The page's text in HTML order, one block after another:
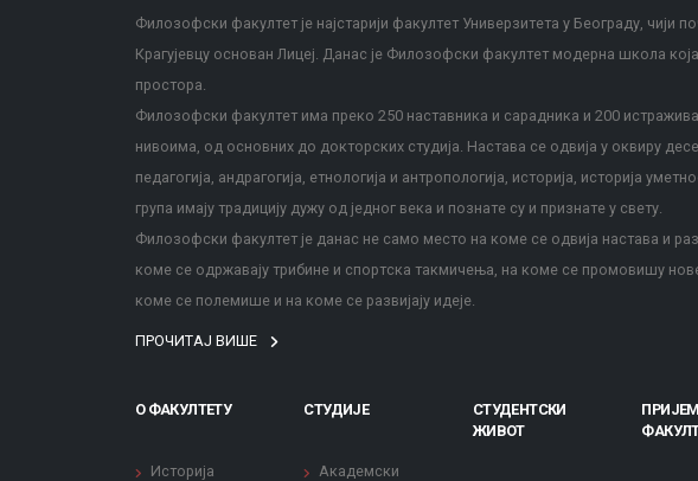
Филозофски факултет је најстарији факултет Универзитета у Београду, чији
Крагујевцу основан Лицеј. Данас је Филозофски факултет модерна школа
простора.
Филозофски факултет има преко 250 наставника и сарадника и 200
нивоима, од основних до докторских студија. Настава се одвија у оквиру
педагогија, андрагогија, етнологија и антропологија, историја, историја
група имају традицију дужу од једног века и познате су и признате у свету.
Филозофски факултет је данас не само место на коме се одвија настава и
коме се одржавају трибине и спортска такмичења, на коме се промовишу
коме се полемише и на коме се развијају идеје.
ПРОЧИТАЈ ВИШЕ
О ФАКУЛТЕТУ
Историја
СТУДИЈЕ
Академски
СТУДЕНТСКИ
ЖИВОТ